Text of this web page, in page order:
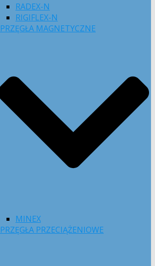
RADEX-N
RIGIFLEX-N
MAGNETYCZNE
MINEX
PRZECIĄŻENIOWE